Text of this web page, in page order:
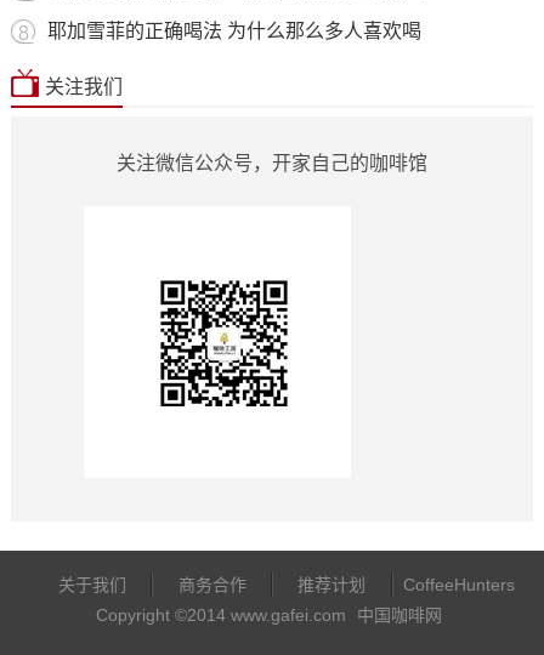
耶加雪菲的正确喝法 为什么那么多人喜欢喝
关注我们
关注微信公众号，开家自己的咖啡馆
关于我们 商务合作 推荐计划
CoffeeHunters
Copyright ©2014 www.gafei.com
中国咖啡网